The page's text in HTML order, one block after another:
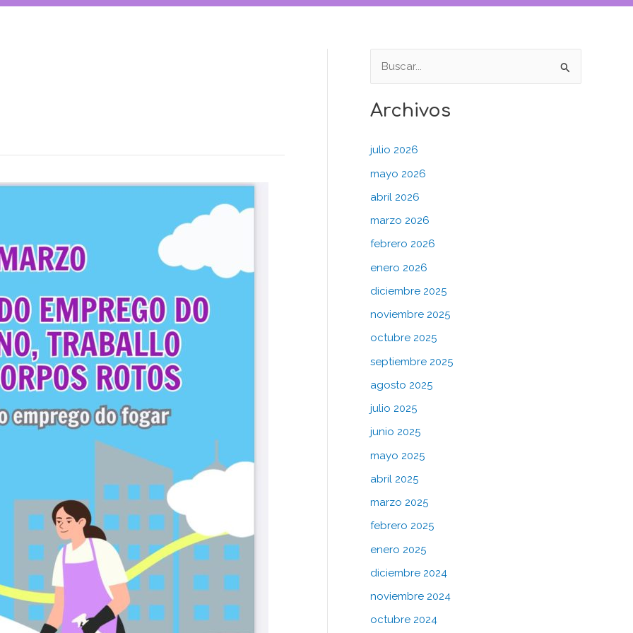
s
a
r
p
o
r
Archivos
julio 2026
mayo 2026
abril 2026
marzo 2026
febrero 2026
enero 2026
diciembre 2025
noviembre 2025
octubre 2025
septiembre 2025
agosto 2025
julio 2025
junio 2025
mayo 2025
abril 2025
marzo 2025
febrero 2025
enero 2025
diciembre 2024
noviembre 2024
octubre 2024